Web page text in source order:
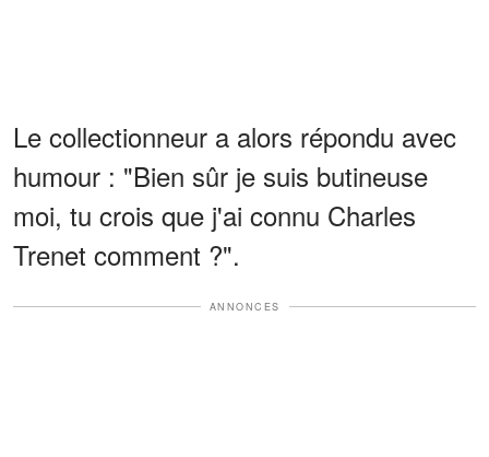
Le collectionneur a alors répondu avec
humour : "Bien sûr je suis butineuse
moi, tu crois que j'ai connu Charles
Trenet comment ?".
ANNONCES